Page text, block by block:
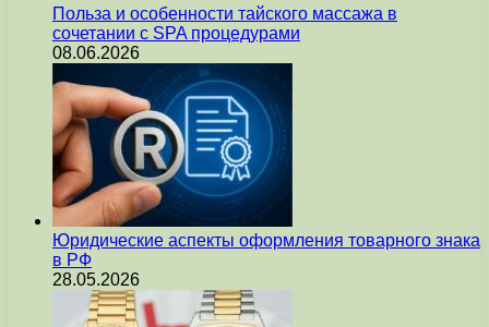
Польза и особенности тайского массажа в
сочетании с SPA процедурами
08.06.2026
Юридические аспекты оформления товарного знака
в РФ
28.05.2026